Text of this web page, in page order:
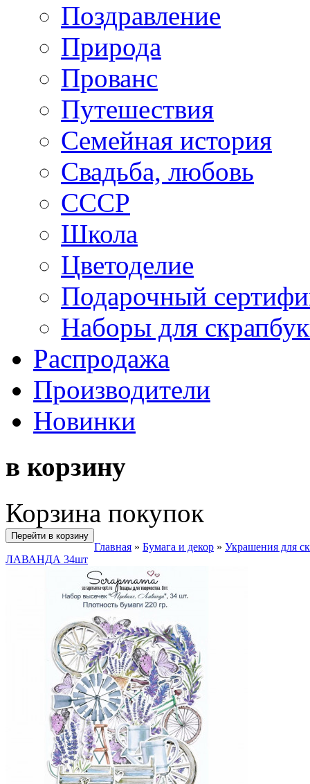
Поздравление
Природа
Прованс
Путешествия
Семейная история
Свадьба, любовь
СССР
Школа
Цветоделие
Подарочный
Наборы для
Распродажа
Производители
Новинки
в корзину
Корзина покупок
Перейти в корзину
Главная » Бумага и декор » Украшения для
ЛАВАНДА 34шт